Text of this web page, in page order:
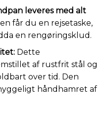
leveres med alt
får du en rejsetaske,
en rengøringsklud.
Dette
af rustfrit stål og
over tid. Den
håndhamret af